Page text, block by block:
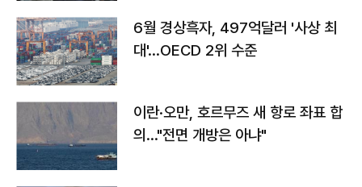
6월 경상흑자, 497억달러 '사상 최
대'…OECD 2위 수준
이란·오만, 호르무즈 새 항로 좌표 합
의…"전면 개방은 아냐"